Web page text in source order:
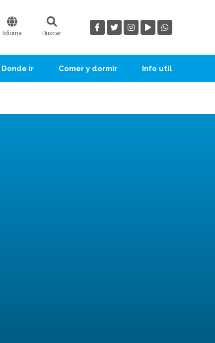
Idioma Buscar
Donde ir Comer y dormir Info util